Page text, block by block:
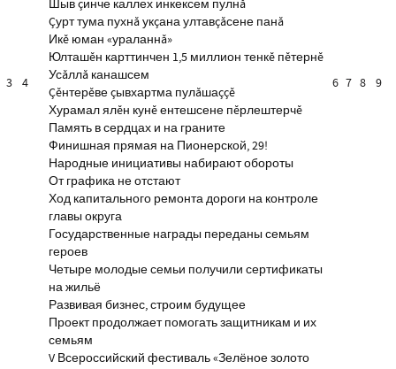
3 4
Шыв çинче каллех инкексем пулнă
Çурт тума пухнă укçана ултавçăсене панă
Икĕ юман «ураланнă»
Юлташĕн карттинчен 1,5 миллион тенкĕ пĕтернĕ
Усăллă канашсем
Çĕнтерĕве çывхартма пулăшаççĕ
Хурамал ялĕн кунĕ ентешсене пĕрлештерчĕ
Память в сердцах и на граните
Финишная прямая на Пионерской, 29!
Народные инициативы набирают обороты
От графика не отстают
Ход капитального ремонта дороги на контроле
главы округа
Государственные награды переданы семьям
героев
Четыре молодые семьи получили сертификаты
на жильё
Развивая бизнес, строим будущее
Проект продолжает помогать защитникам и их
семьям
V Всероссийский фестиваль «Зелёное золото
6 7 8 9